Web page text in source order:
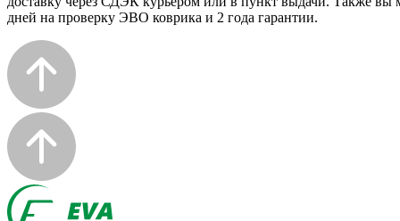
дней на проверку ЭВО коврика и 2 года гарантии.